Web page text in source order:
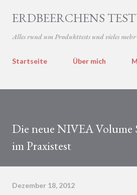
Direkt zum
ERDBEERCHENS
Alles rund um Produkttests und vieles mehr
Startseite Über mich
Die neue NIVEA Volume
im Praxistest
Dezember 18, 2012